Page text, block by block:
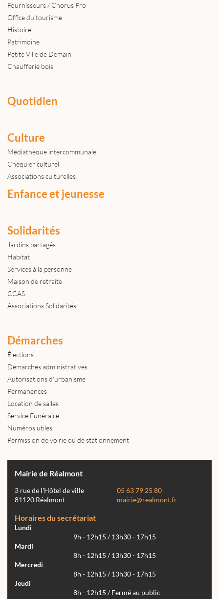
Fournisseurs / Chorus Pro
Office du tourisme
Histoire
Patrimoine
Petite Ville de Demain
Chaufferie bois
Quotidien
Culture
Médiathèque intercommunale
Chéquier culturel
Associations culturelles
Enfance et jeunesse
Solidarités
Jardins partagés
Habitat
Services à la personne
Maison de retraite
CCAS
Associations Solidarités
Démarches
Élections
Démarches administratives
Autorisations d'urbanisme
Permanences
Location de salles
Service Funéraire
Numéros utiles
Permission de voirie ou de stationnement
Mairie de Réalmont
3 rue de l'Hôtel de ville
81120 Réalmont
05 63 79 25 80
mairie@realmont.fr
Horaires du secrétariat
Lundi
9h - 12h15 / 13h30 - 17h15
Mardi
8h - 12h15 / 13h30 - 17h15
Mercredi
8h - 12h15 / 13h30 - 17h15
Jeudi
8h - 12h15 / Fermé au public